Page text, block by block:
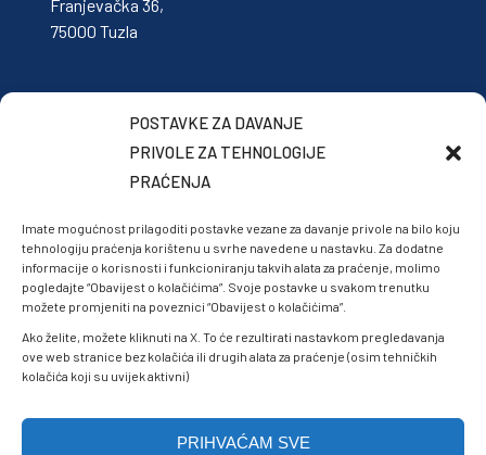
POSTAVKE ZA DAVANJE
PRIVOLE ZA TEHNOLOGIJE
PRAĆENJA
Imate mogućnost prilagoditi postavke vezane za davanje privole na bilo koju
tehnologiju praćenja korištenu u svrhe navedene u nastavku. Za dodatne
informacije o korisnosti i funkcioniranju takvih alata za praćenje, molimo
pogledajte “Obavijest o kolačićima”. Svoje postavke u svakom trenutku
možete promjeniti na poveznici “Obavijest o kolačićima”.
Ako želite, možete kliknuti na X. To će rezultirati nastavkom pregledavanja
ove web stranice bez kolačića ili drugih alata za praćenje (osim tehničkih
kolačića koji su uvijek aktivni)
PRIHVAĆAM SVE
Franjevačka 36,
75000 Tuzla